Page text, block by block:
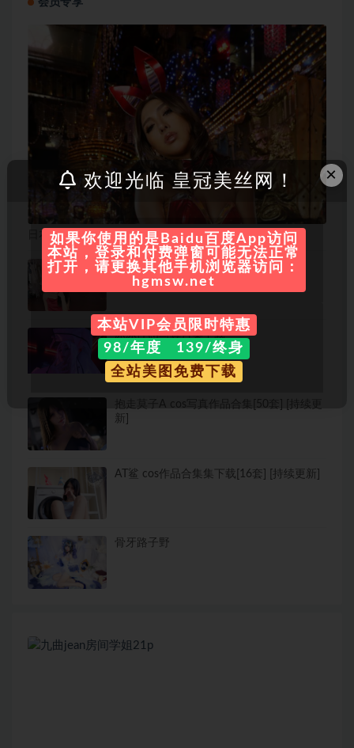
日本Coser@non摄影作品写真31套合集
B站@立盐盐 – 知名舞蹈UP主
冰冰性感写真合集下载
新]
AT鲨 cos作品合集集下载[16套] [持续更新]
骨牙路子野
×
欢迎光临 皇冠美丝网！
如果你使用的是Baidu百度App访问
本站，登录和付费弹窗可能无法正常
打开，请更换其他手机浏览器访问：
hgmsw.net
本站VIP会员限时特惠
98/年度 139/终身
全站美图免费下载